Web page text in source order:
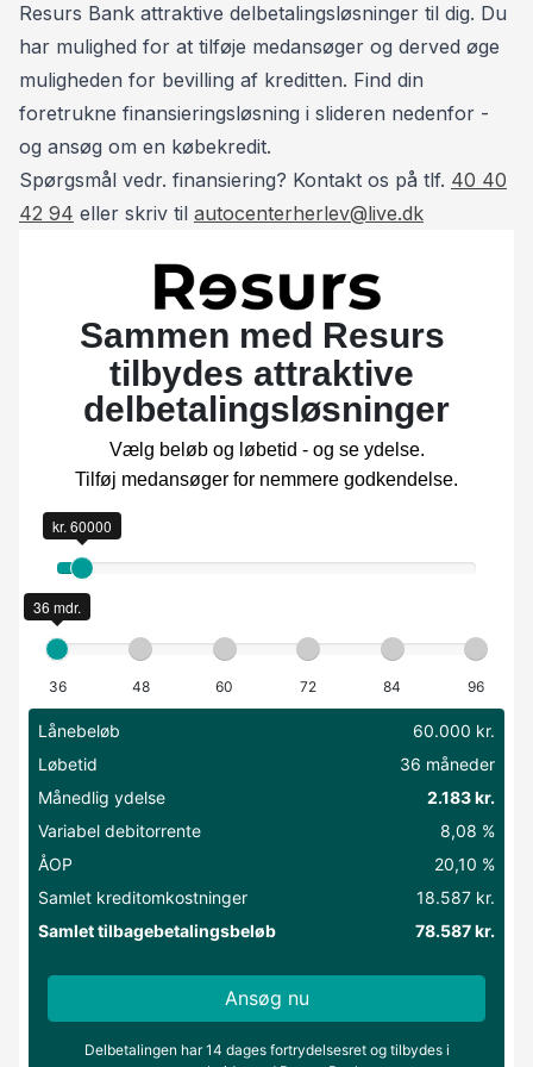
Resurs Bank attraktive delbetalingsløsninger til dig. Du
har mulighed for at tilføje medansøger og derved øge
muligheden for bevilling af kreditten. Find din
foretrukne finansieringsløsning i slideren nedenfor -
og ansøg om en købekredit.
Spørgsmål vedr. finansiering? Kontakt os på tlf. 40 40
42 94 eller skriv til autocenterherlev@live.dk